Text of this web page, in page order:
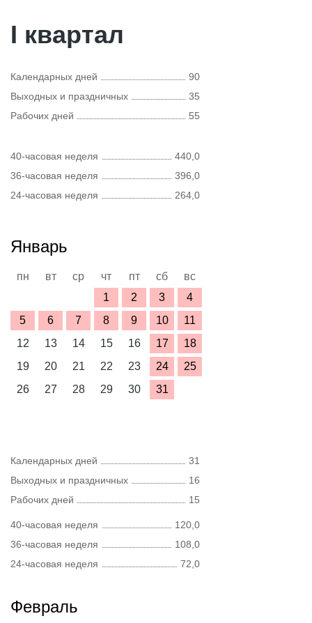
I квартал
Календарных дней
90
Выходных и праздничных
35
Рабочих дней
55
40-часовая неделя
440,0
36-часовая неделя
396,0
24-часовая неделя
264,0
Январь
пн вт ср чт пт сб
вс
1
2 3
4
5
6 7 8 9 10
11
12
13 14 15 16 17
18
19
20 21 22 23 24
25
26
27 28 29 30 31
Календарных дней
31
Выходных и праздничных
16
Рабочих дней
15
40-часовая неделя
120,0
36-часовая неделя
108,0
24-часовая неделя
72,0
Февраль